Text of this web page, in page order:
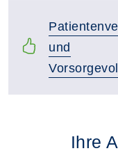
und
Ihre